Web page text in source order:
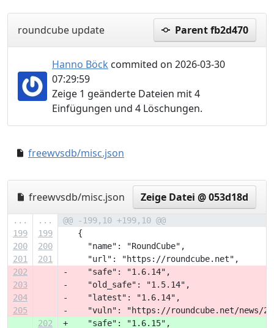
roundcube update Parent fb2d470
Hanno Böck commited on 2026-03-30
07:29:59
Zeige 1 geänderte Dateien mit 4
Einfügungen und 4 Löschungen.
freewvsdb/misc.json
freewvsdb/misc.json Zeige Datei @ 053d18d
... ...
@@ -199,10 +199,10 @@
199
199
   {
200
200
     "name": "RoundCube",
201
201
     "url": "https://roundcube.net",
202
-    "safe": "1.6.14",
203
-    "old_safe": "1.5.14",
204
-    "latest": "1.6.14",
205
-    "vuln": "https://roundcube.net/news/
202
+    "safe": "1.6.15",